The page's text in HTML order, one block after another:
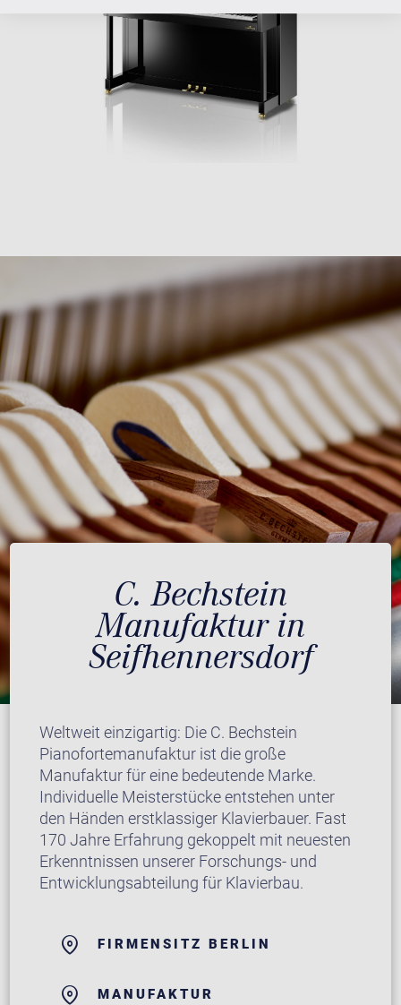
C. Bechstein
Manufaktur in
Seifhennersdorf
Weltweit einzigartig: Die C. Bechstein
Pianofortemanufaktur ist die große
Manufaktur für eine bedeutende Marke.
Individuelle Meisterstücke entstehen unter
den Händen erstklassiger Klavierbauer. Fast
170 Jahre Erfahrung gekoppelt mit neuesten
Erkenntnissen unserer Forschungs- und
Entwicklungsabteilung für Klavierbau.
FIRMENSITZ BERLIN
MANUFAKTUR